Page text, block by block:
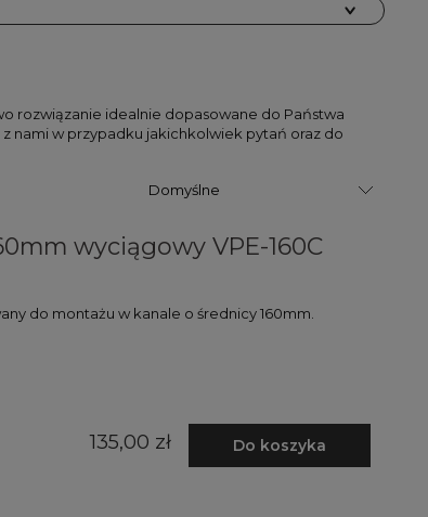
rozwiązanie idealnie dopasowane do Państwa
nami w przypadku jakichkolwiek pytań oraz do
wyciągowy VPE-160C
do montażu w kanale o średnicy 160mm.
135,00 zł Do koszyka